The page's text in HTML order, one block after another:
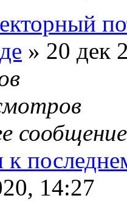
» 20 дек
14:27